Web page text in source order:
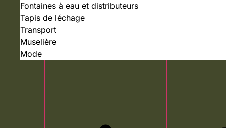
Fontaines à eau et distributeurs
Tapis de léchage
Transport
Muselière
Mode